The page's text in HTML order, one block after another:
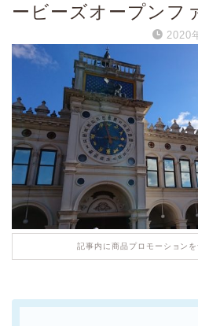
ービーズオープンフ
2020
記事内に商品プロモーション